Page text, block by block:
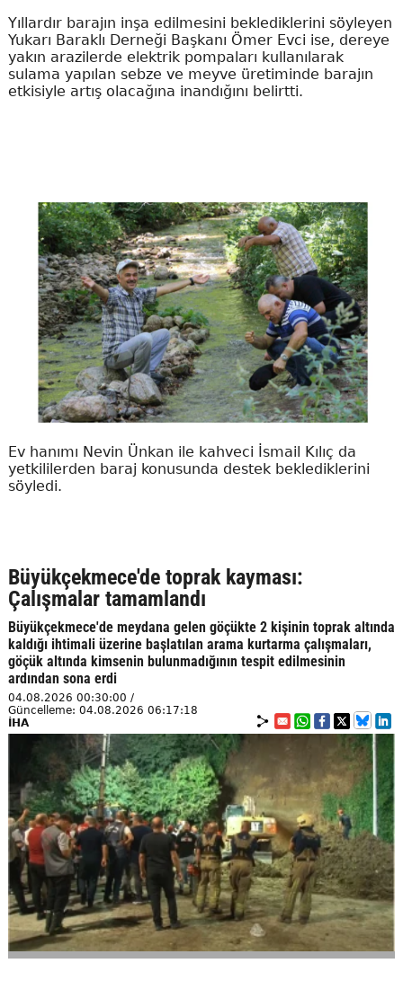
Yıllardır barajın inşa edilmesini beklediklerini söyleyen
Yukarı Baraklı Derneği Başkanı Ömer Evci ise, dereye
yakın arazilerde elektrik pompaları kullanılarak
sulama yapılan sebze ve meyve üretiminde barajın
etkisiyle artış olacağına inandığını belirtti.
Ev hanımı Nevin Ünkan ile kahveci İsmail Kılıç da
yetkililerden baraj konusunda destek beklediklerini
söyledi.
Büyükçekmece'de toprak kayması:
Çalışmalar tamamlandı
Büyükçekmece'de meydana gelen göçükte 2 kişinin toprak altında
kaldığı ihtimali üzerine başlatılan arama kurtarma çalışmaları,
göçük altında kimsenin bulunmadığının tespit edilmesinin
ardından sona erdi
04.08.2026 00:30:00 /
Güncelleme: 04.08.2026 06:17:18
İHA